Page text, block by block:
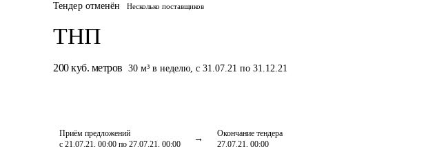
Тендер отменён Несколько поставщиков
ТНП
200 куб. метров 30 м³ в неделю, с 31.07.21 по 31.12.21
Приём предложений
с 21.07.21, 00:00 по 27.07.21, 00:00
Окончание тендера
27.07.21, 00:00